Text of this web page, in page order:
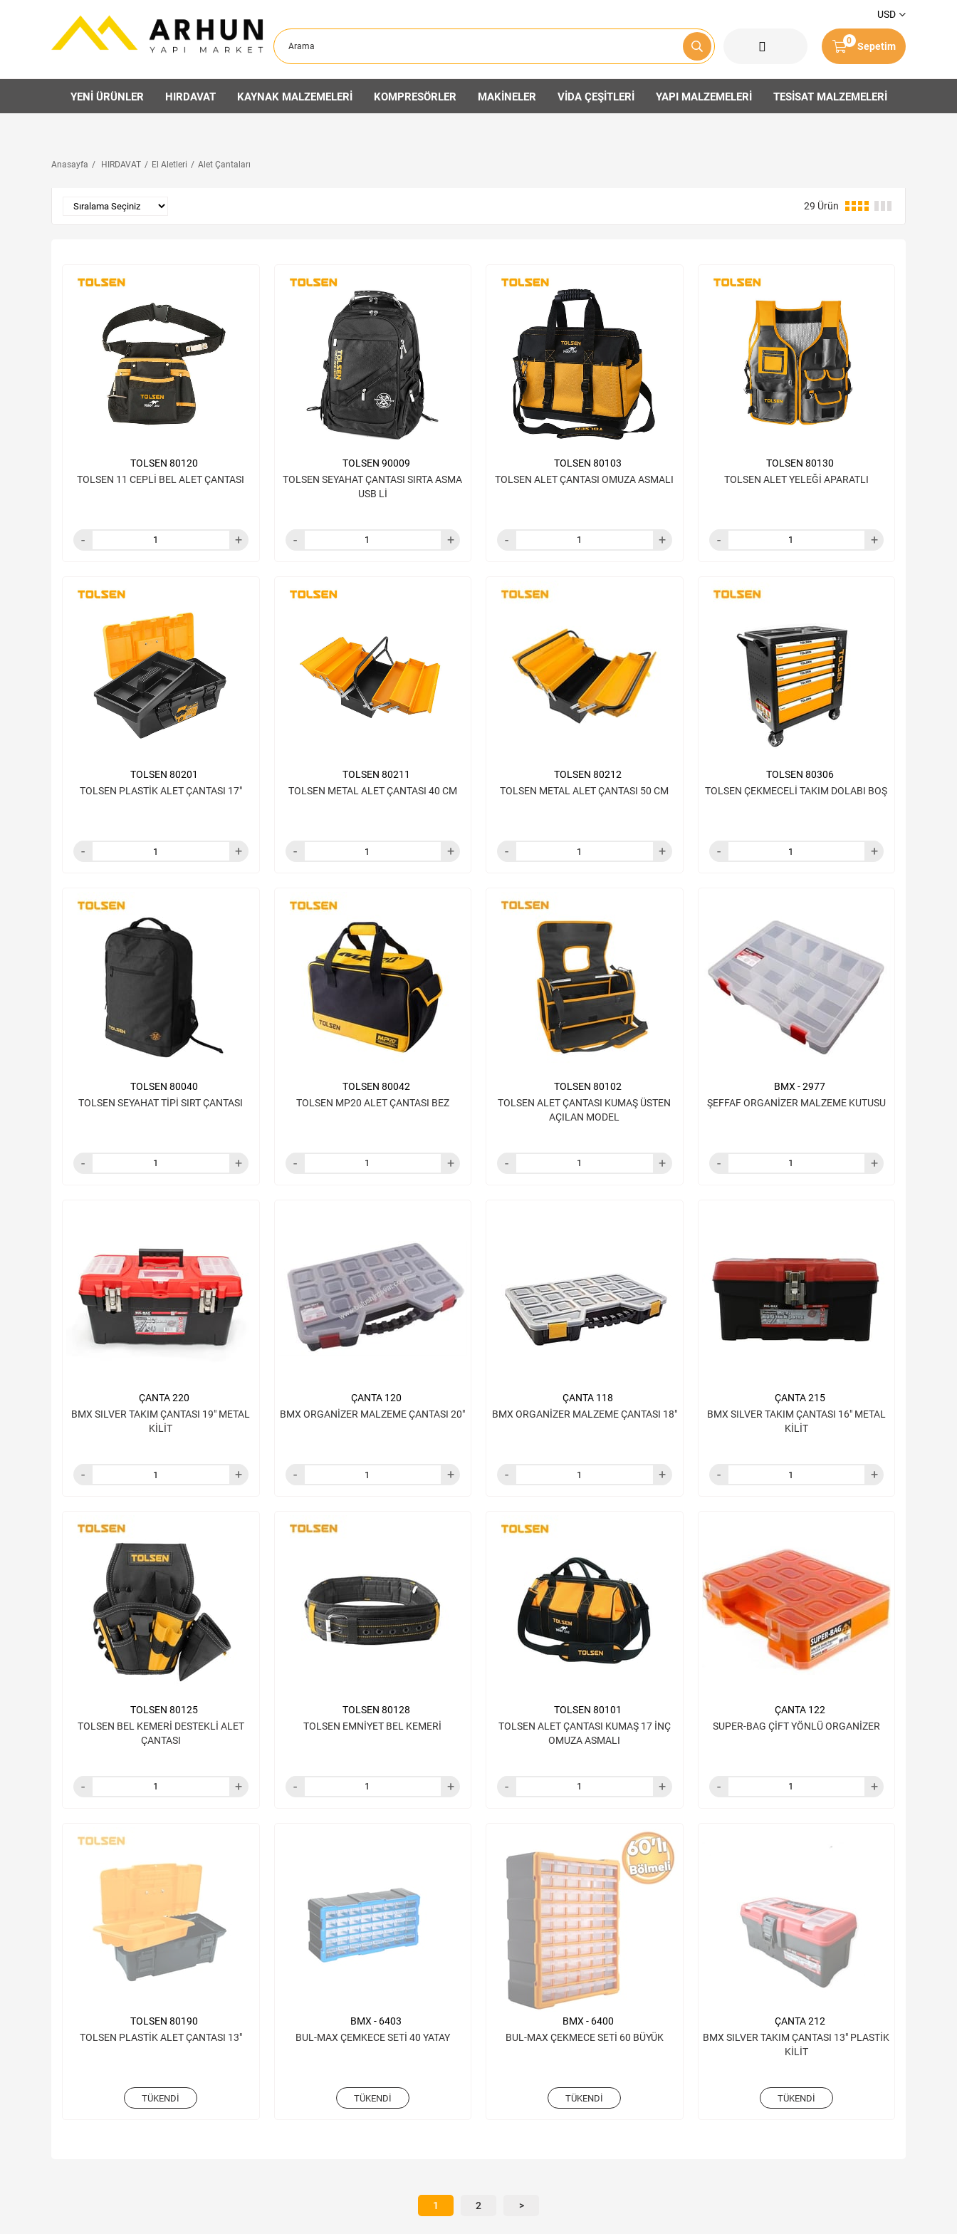
USD
Sepetim
0
YENİ ÜRÜNLER HIRDAVAT KAYNAK MALZEMELERİ KOMPRESÖRLER MAKİNELER VİDA ÇEŞİTLERİ YAPI MALZEMELERİ TESİSAT MALZEMELERİ
Anasayfa HIRDAVAT El Aletleri Alet Çantaları
29 Ürün
TOLSEN 11 CEPLİ BEL ALET ÇANTASI
TOLSEN 80120
TOLSEN SEYAHAT ÇANTASI SIRTA ASMA
USB Lİ
TOLSEN 90009
TOLSEN ALET ÇANTASI OMUZA ASMALI
TOLSEN 80103
TOLSEN ALET YELEĞİ APARATLI
TOLSEN 80130
TOLSEN PLASTİK ALET ÇANTASI 17"
TOLSEN 80201
TOLSEN METAL ALET ÇANTASI 40 CM
TOLSEN 80211
TOLSEN METAL ALET ÇANTASI 50 CM
TOLSEN 80212
TOLSEN ÇEKMECELİ TAKIM DOLABI BOŞ
TOLSEN 80306
TOLSEN SEYAHAT TİPİ SIRT ÇANTASI
TOLSEN 80040
TOLSEN MP20 ALET ÇANTASI BEZ
TOLSEN 80042
TOLSEN ALET ÇANTASI KUMAŞ ÜSTEN
AÇILAN MODEL
TOLSEN 80102
ŞEFFAF ORGANİZER MALZEME KUTUSU
BMX - 2977
BMX SILVER TAKIM ÇANTASI 19" METAL
KİLİT
ÇANTA 220
BMX ORGANİZER MALZEME ÇANTASI 20"
ÇANTA 120
BMX ORGANİZER MALZEME ÇANTASI 18"
ÇANTA 118
BMX SILVER TAKIM ÇANTASI 16" METAL
KİLİT
ÇANTA 215
TOLSEN BEL KEMERİ DESTEKLİ ALET
ÇANTASI
TOLSEN 80125
TOLSEN EMNİYET BEL KEMERİ
TOLSEN 80128
TOLSEN ALET ÇANTASI KUMAŞ 17 İNÇ
OMUZA ASMALI
TOLSEN 80101
SUPER-BAG ÇİFT YÖNLÜ ORGANİZER
ÇANTA 122
TOLSEN PLASTİK ALET ÇANTASI 13"
TOLSEN 80190
TÜKENDI
BUL-MAX ÇEMKECE SETİ 40 YATAY
BMX - 6403
TÜKENDI
BUL-MAX ÇEKMECE SETİ 60 BÜYÜK
BMX - 6400
TÜKENDI
BMX SILVER TAKIM ÇANTASI 13" PLASTİK
KİLİT
ÇANTA 212
TÜKENDI
1 2 >